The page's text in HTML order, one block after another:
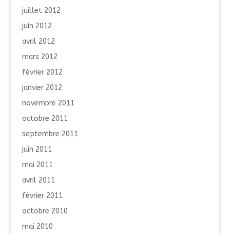
juillet 2012
juin 2012
avril 2012
mars 2012
février 2012
janvier 2012
novembre 2011
octobre 2011
septembre 2011
juin 2011
mai 2011
avril 2011
février 2011
octobre 2010
mai 2010